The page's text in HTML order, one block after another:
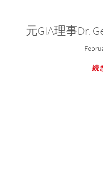
元GIA理事Dr.
続